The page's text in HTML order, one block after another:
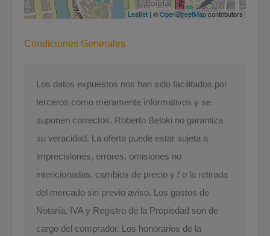
Leaflet | ©OpenStreetMapcontributors
Condiciones Generales
Los datos expuestos nos han sido facilitados por
terceros como meramente informativos y se
suponen correctos. Roberto Beloki no garantiza
su veracidad. La oferta puede estar sujeta a
imprecisiones, errores, omisiones no
intencionadas, cambios de precio y / o la retirada
del mercado sin previo aviso. Los gastos de
Notaría, IVA y Registro de la Propiedad son de
cargo del comprador. Los honorarios de la